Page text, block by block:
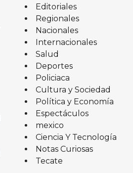
Editoriales
Regionales
Nacionales
Internacionales
Salud
Deportes
Policiaca
Cultura y Sociedad
Política y Economía
Espectáculos
mexico
Ciencia Y Tecnología
Notas Curiosas
Tecate